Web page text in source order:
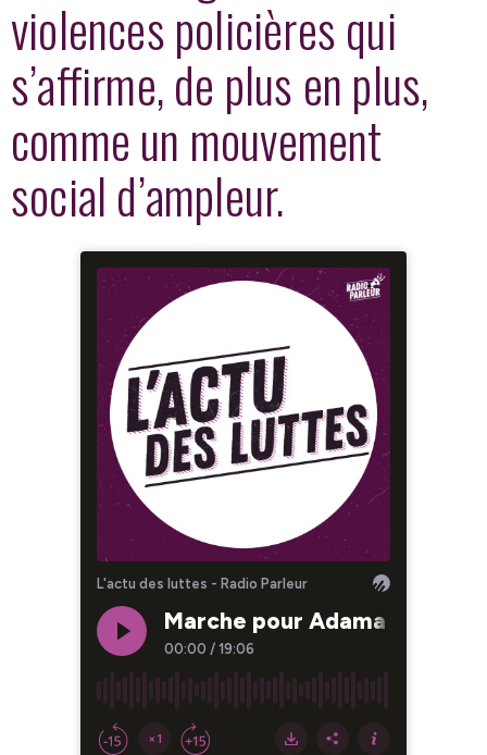
violences policières qui
s’affirme, de plus en plus,
comme un mouvement
social d’ampleur.